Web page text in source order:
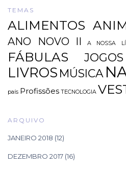
TEMAS
ALIMENTOS
ANO NOVO II
A NOSSA
FÁBULAS
LIVROS MÚSICA
país Profissões TECNOLOGIA
ARQUIVO
JANEIRO 2018 (12)
DEZEMBRO 2017 (16)